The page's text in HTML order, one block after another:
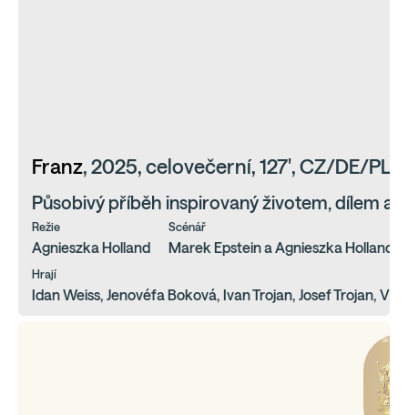
Franz, 2025, celovečerní, 127', CZ/DE/PL
Působivý příběh inspirovaný životem, dílem a
Režie
Agnieszka Holland
Scénář
Marek Epstein a Agnieszka Holland
Hrají
Idan Weiss, Jenovéfa Boková, Ivan Trojan, Josef Trojan,